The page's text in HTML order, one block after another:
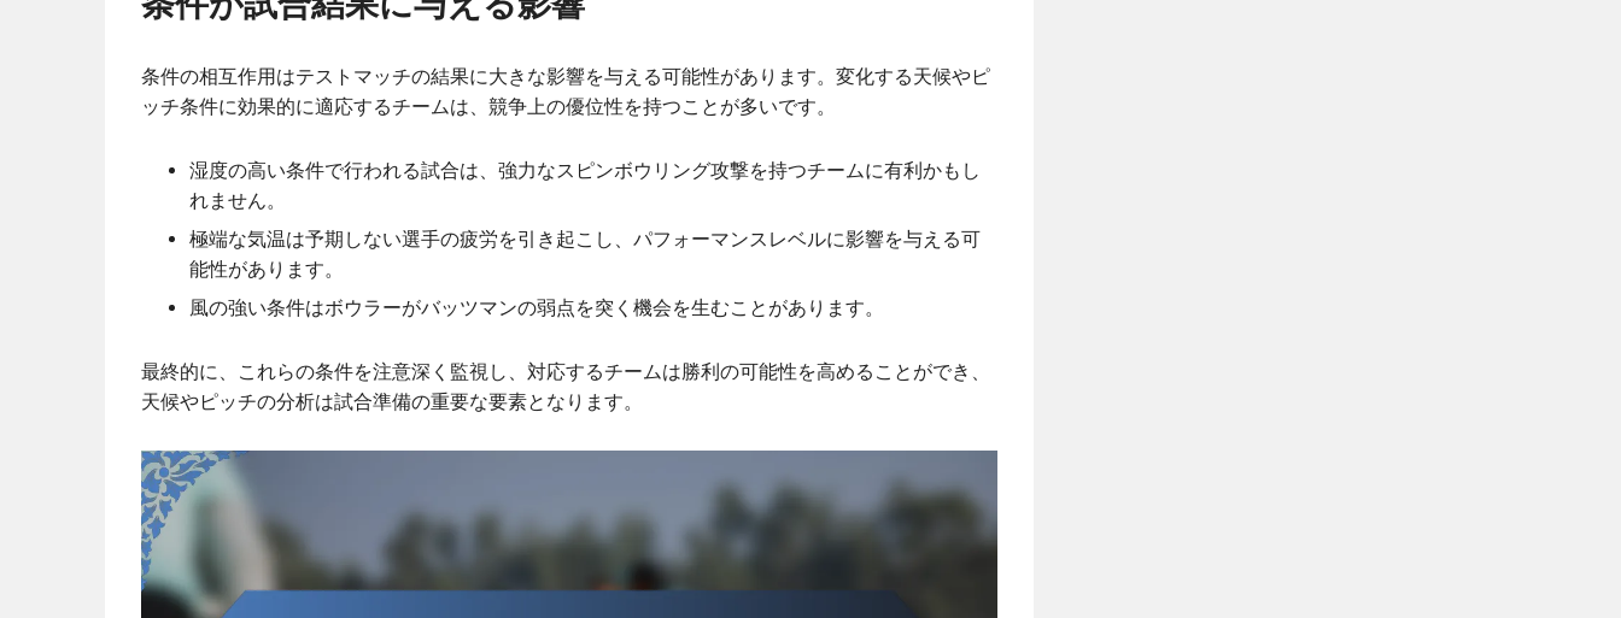
条件の相互作用はテストマッチの結果に大きな影響を与える可能性があります。変化する天候やピ
ッチ条件に効果的に適応するチームは、競争上の優位性を持つことが多いです。
湿度の高い条件で行われる試合は、強力なスピンボウリング攻撃を持つチームに有利かもし
れません。
極端な気温は予期しない選手の疲労を引き起こし、パフォーマンスレベルに影響を与える可
能性があります。
風の強い条件はボウラーがバッツマンの弱点を突く機会を生むことがあります。
最終的に、これらの条件を注意深く監視し、対応するチームは勝利の可能性を高めることができ、
天候やピッチの分析は試合準備の重要な要素となります。